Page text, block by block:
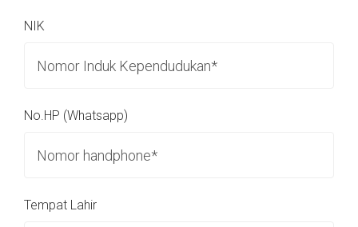
NIK
No.HP (Whatsapp)
Tempat Lahir